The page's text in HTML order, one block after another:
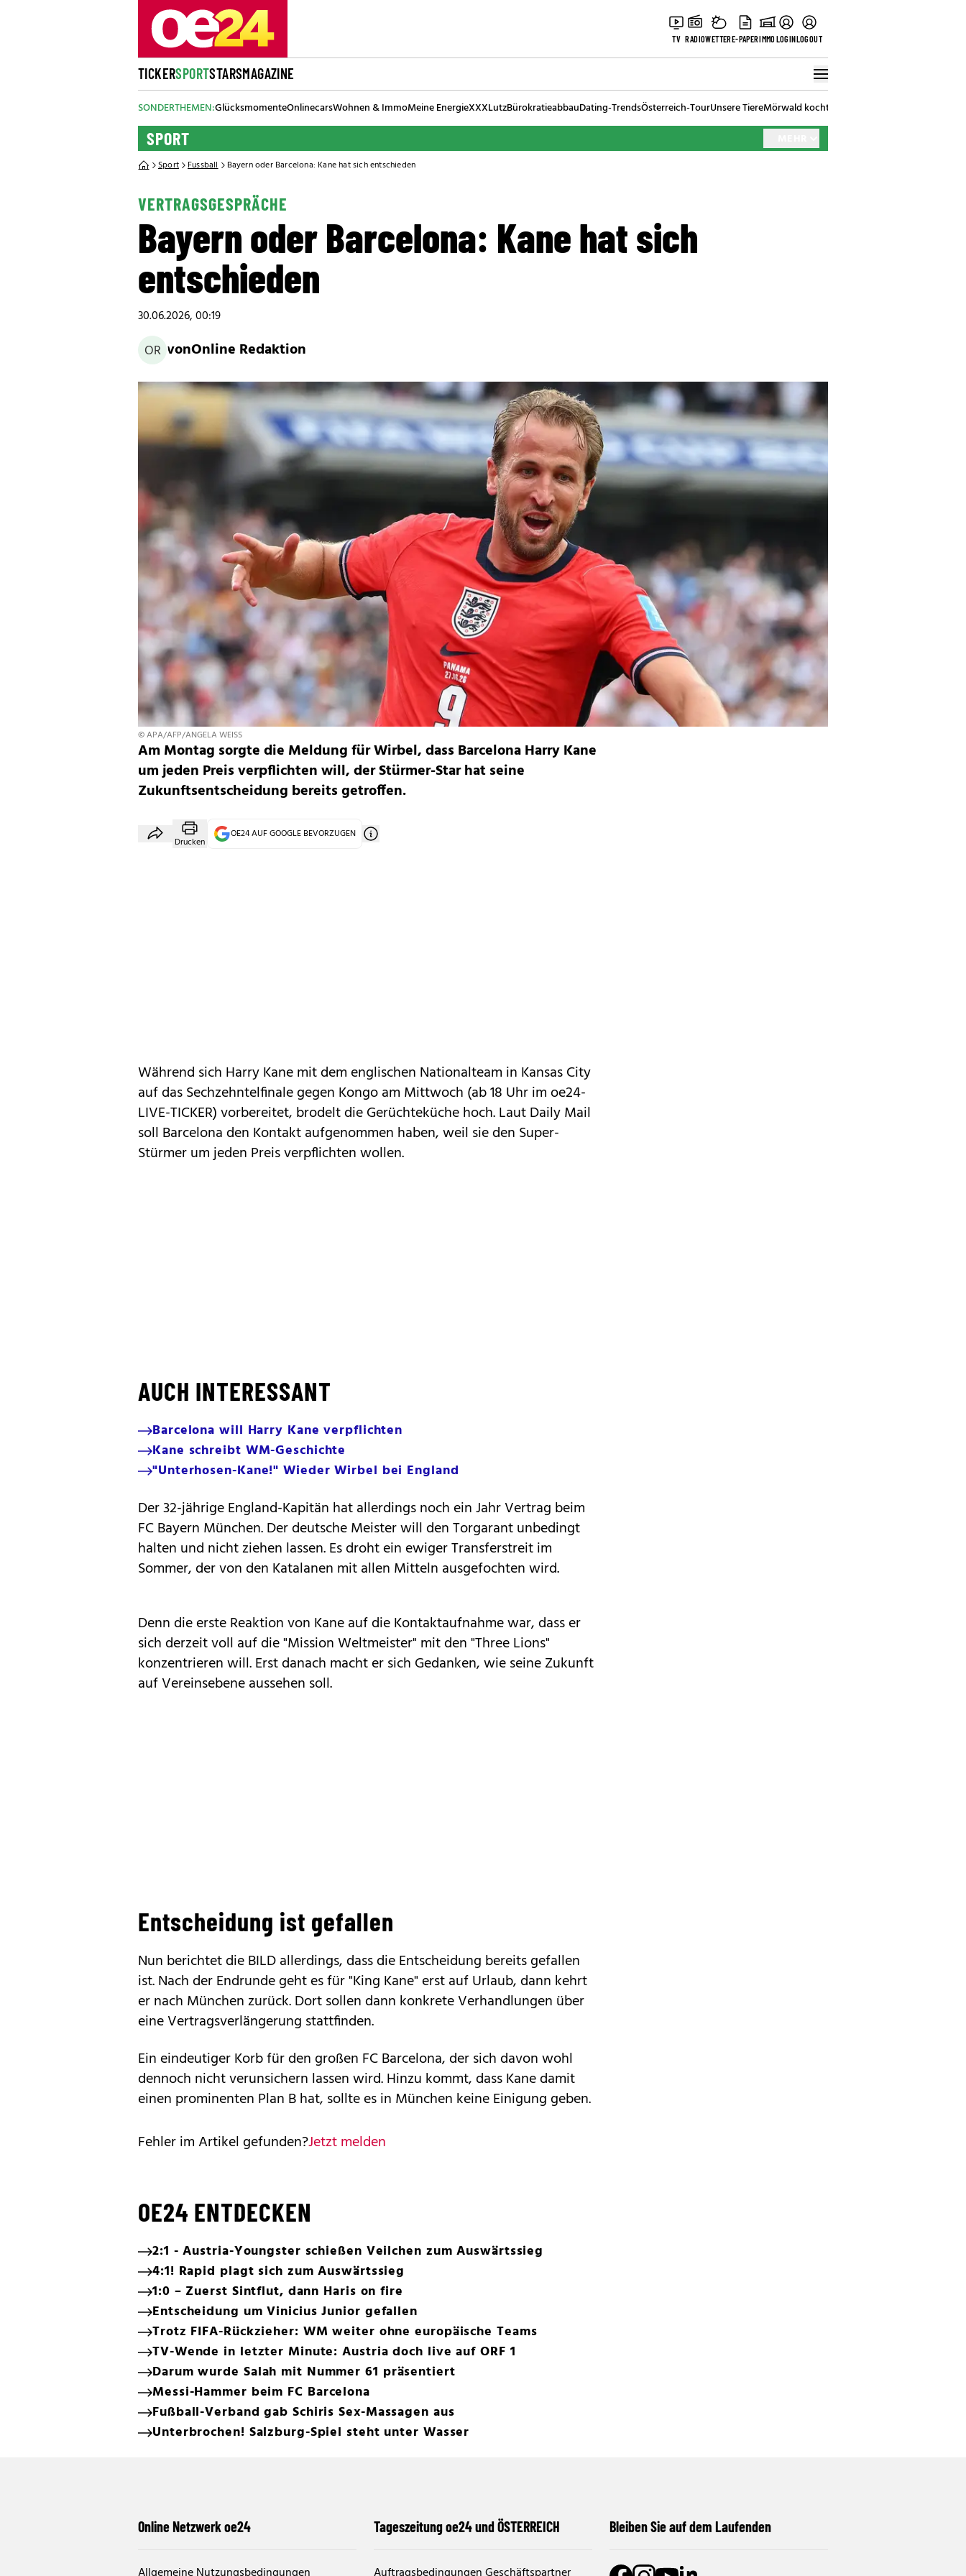
TV RADIOWETTERE-PAPERIMMOLOGINLOGOUT
TICKERSPORTSTARSMAGAZINE
SONDERTHEMEN:GlücksmomenteOnlinecarsWohnen & ImmoMeine EnergieXXXLutzBürokratieabbauDating-TrendsÖsterreich-TourUnsere TiereMörwald kocht
SPORT
Sport Fussball Bayern oder Barcelona: Kane hat sich entschieden
VERTRAGSGESPRÄCHE
Bayern oder Barcelona: Kane hat sich
entschieden
30.06.2026, 00:19
OR vonOnline Redaktion
© APA/AFP/ANGELA WEISS
Am Montag sorgte die Meldung für Wirbel, dass Barcelona Harry Kane
um jeden Preis verpflichten will, der Stürmer-Star hat seine
Zukunftsentscheidung bereits getroffen.
Drucken
OE24 AUF GOOGLE BEVORZUGEN
Während sich Harry Kane mit dem englischen Nationalteam in Kansas City
auf das Sechzehntelfinale gegen Kongo am Mittwoch (ab 18 Uhr im oe24-
LIVE-TICKER) vorbereitet, brodelt die Gerüchteküche hoch. Laut Daily Mail
soll Barcelona den Kontakt aufgenommen haben, weil sie den Super-
Stürmer um jeden Preis verpflichten wollen.
AUCH INTERESSANT
Barcelona will Harry Kane verpflichten
Kane schreibt WM-Geschichte
"Unterhosen-Kane!" Wieder Wirbel bei England
Der 32-jährige England-Kapitän hat allerdings noch ein Jahr Vertrag beim
FC Bayern München. Der deutsche Meister will den Torgarant unbedingt
halten und nicht ziehen lassen. Es droht ein ewiger Transferstreit im
Sommer, der von den Katalanen mit allen Mitteln ausgefochten wird.
Denn die erste Reaktion von Kane auf die Kontaktaufnahme war, dass er
sich derzeit voll auf die "Mission Weltmeister" mit den "Three Lions"
konzentrieren will. Erst danach macht er sich Gedanken, wie seine Zukunft
auf Vereinsebene aussehen soll.
Entscheidung ist gefallen
Nun berichtet die BILD allerdings, dass die Entscheidung bereits gefallen
ist. Nach der Endrunde geht es für "King Kane" erst auf Urlaub, dann kehrt
er nach München zurück. Dort sollen dann konkrete Verhandlungen über
eine Vertragsverlängerung stattfinden.
Ein eindeutiger Korb für den großen FC Barcelona, der sich davon wohl
dennoch nicht verunsichern lassen wird. Hinzu kommt, dass Kane damit
einen prominenten Plan B hat, sollte es in München keine Einigung geben.
Fehler im Artikel gefunden?Jetzt melden
OE24 ENTDECKEN
2:1 - Austria-Youngster schießen Veilchen zum Auswärtssieg
4:1! Rapid plagt sich zum Auswärtssieg
1:0 – Zuerst Sintflut, dann Haris on fire
Entscheidung um Vinicius Junior gefallen
Trotz FIFA-Rückzieher: WM weiter ohne europäische Teams
TV-Wende in letzter Minute: Austria doch live auf ORF 1
Darum wurde Salah mit Nummer 61 präsentiert
Messi-Hammer beim FC Barcelona
Fußball-Verband gab Schiris Sex-Massagen aus
Unterbrochen! Salzburg-Spiel steht unter Wasser
Online Netzwerk oe24 Tageszeitung oe24 und ÖSTERREICH Bleiben Sie auf dem Laufenden